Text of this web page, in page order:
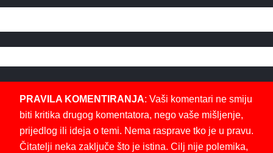
PRAVILA KOMENTIRANJA: Vaši komentari ne smiju
biti kritika drugog komentatora, nego vaše mišljenje,
prijedlog ili ideja o temi. Nema rasprave tko je u pravu.
Čitatelji neka zaključe što je istina. Cilj nije polemika,